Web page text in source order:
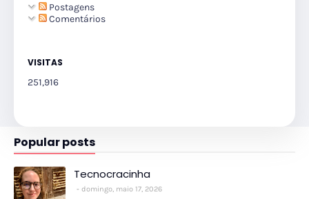
Postagens
Comentários
VISITAS
251,916
Popular posts
Tecnocracinha
domingo, maio 17, 2026